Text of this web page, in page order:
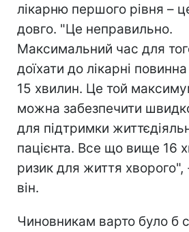
лікарню першого рівня –
довго. "Це неправильно.
Максимальний час для
доїхати до лікарні
15 хвилин. Це той
можна забезпечити
для підтримки
пацієнта. Все що вище 16
ризик для життя
він.
Чиновникам варто було б